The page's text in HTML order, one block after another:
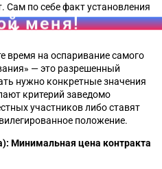
Сам по себе факт установления
если он связан с
время на оспаривание самого
— это разрешенный
нужно конкретные значения
критерий заведомо
участников либо ставят
положение.
Минимальная цена контракта
меня!